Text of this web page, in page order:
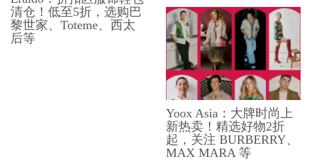
清仓！低至5折，选购巴
黎世家、Toteme、西太
后等
Yoox Asia：大牌时尚上
新热卖！精选好物2折
起，关注 BURBERRY、
MAX MARA 等